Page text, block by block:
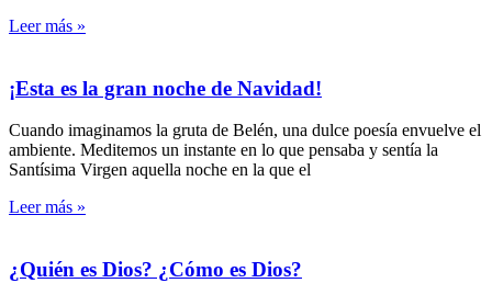
Leer más »
¡Esta es la gran noche de Navidad!
Cuando imaginamos la gruta de Belén, una dulce poesía envuelve el
ambiente. Meditemos un instante en lo que pensaba y sentía la
Santísima Virgen aquella noche en la que el
Leer más »
¿Quién es Dios? ¿Cómo es Dios?